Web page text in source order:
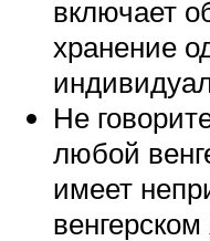
включает
хранение
Не
любой
имеет